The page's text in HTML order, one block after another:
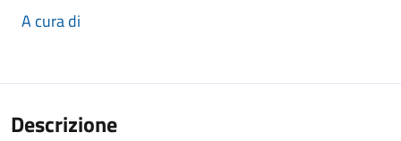
A cura di
Descrizione